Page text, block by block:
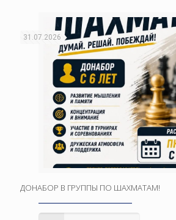
31.07.2026
ДОНАБОР В ГРУППЫ ПО ШАХМАТАМ!